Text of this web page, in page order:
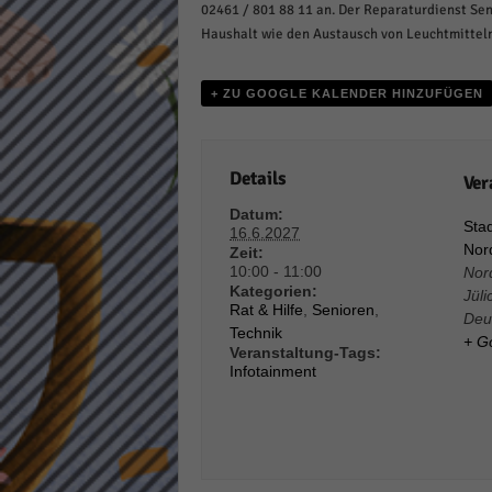
02461 / 801 88 11 an. Der Reparaturdienst
Haushalt wie den Austausch von
+ ZU GOOGLE KALENDER HINZUFÜGEN
Details
Datum:
16.6.2027
Zeit:
10:00 - 11:00
Kategorien:
Rat & Hilfe
Senioren
Technik
Veranstaltung-Tags:
Infotainment
+
wie